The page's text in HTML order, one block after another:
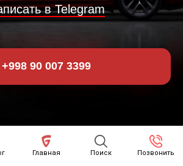
Главная Поиск Позвонить
в Telegram
+998 90 007 3399